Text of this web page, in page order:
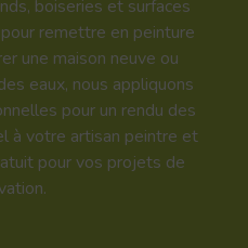
boiseries et surfaces
remettre en peinture
une maison neuve ou
eaux, nous appliquons
pour un rendu des
à votre artisan peintre et
pour vos projets de